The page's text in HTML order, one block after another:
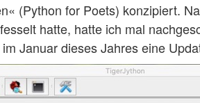
(Python for Poets) konzipiert.
hatte, hatte ich mal
Januar dieses Jahres eine